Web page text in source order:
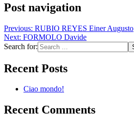
Post navigation
Previous: RUBIO REYES Einer Augusto
Next: FORMOLO Davide
Search for:
Recent Posts
Ciao mondo!
Recent Comments